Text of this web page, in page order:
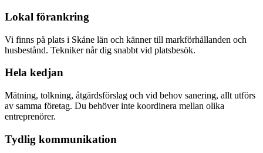
Lokal förankring
Vi finns på plats i Skåne län och känner till markförhållanden och
husbestånd. Tekniker når dig snabbt vid platsbesök.
Hela kedjan
Mätning, tolkning, åtgärdsförslag och vid behov sanering, allt utförs
av samma företag. Du behöver inte koordinera mellan olika
entreprenörer.
Tydlig kommunikation